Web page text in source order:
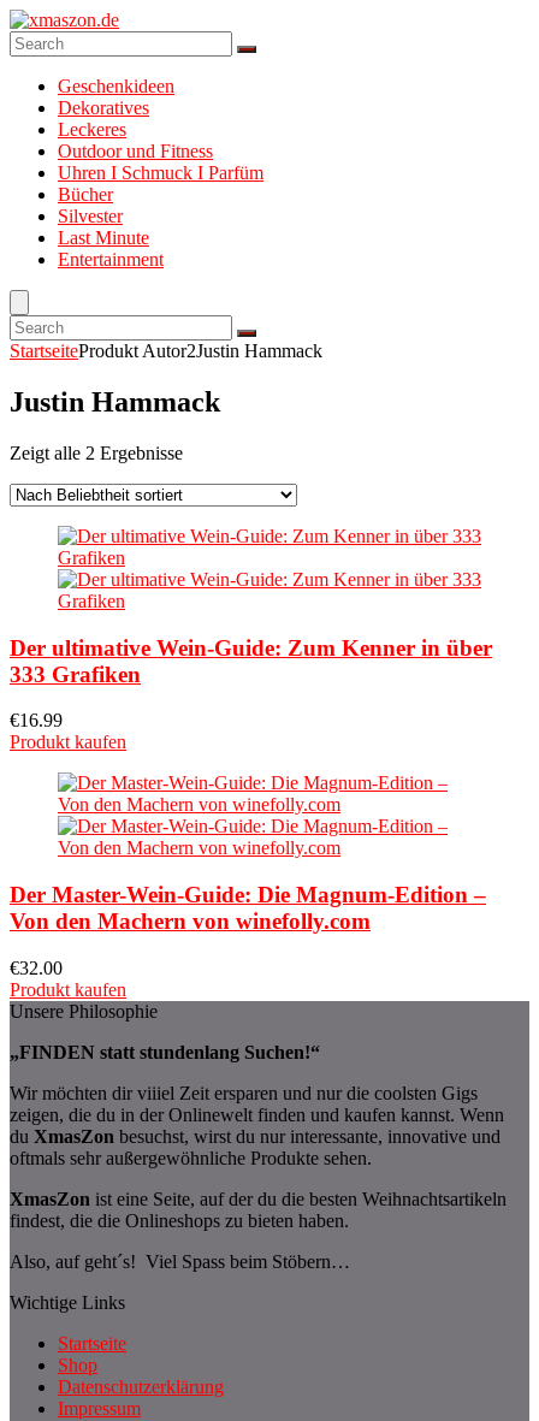
Geschenkideen
Dekoratives
Leckeres
Outdoor und Fitness
Uhren I Schmuck I Parfüm
Bücher
Silvester
Last Minute
Entertainment
StartseiteProdukt Autor2Justin Hammack
Justin Hammack
Zeigt alle 2 Ergebnisse
Der ultimative Wein-Guide: Zum Kenner in über
333 Grafiken
€16.99
Produkt kaufen
Der Master-Wein-Guide: Die Magnum-Edition –
Von den Machern von winefolly.com
€32.00
Produkt kaufen
Unsere Philosophie
„FINDEN statt stundenlang Suchen!“
Wir möchten dir viiiel Zeit ersparen und nur die coolsten Gigs
zeigen, die du in der Onlinewelt finden und kaufen kannst. Wenn
du XmasZon besuchst, wirst du nur interessante, innovative und
oftmals sehr außergewöhnliche Produkte sehen.
XmasZon ist eine Seite, auf der du die besten Weihnachtsartikeln
findest, die die Onlineshops zu bieten haben.
Also, auf geht´s! Viel Spass beim Stöbern…
Wichtige Links
Startseite
Shop
Datenschutzerklärung
Impressum